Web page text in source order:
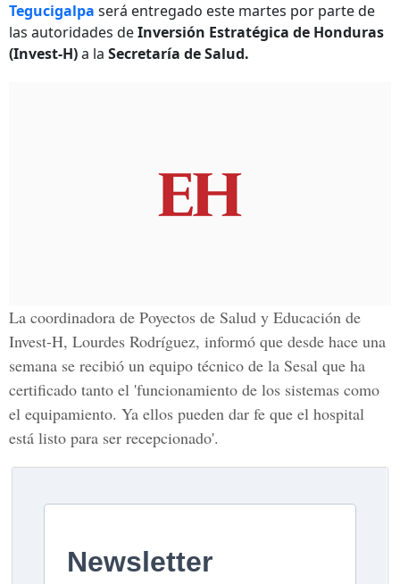
Tegucigalpa será entregado este martes por parte de
las autoridades deInversión Estratégica de Honduras
(Invest-H)a la Secretaría de Salud.
La coordinadora de Poyectos de Salud y Educación de
Invest-H, Lourdes Rodríguez, informó que desde hace una
semana se recibió un equipo técnico de la Sesal que ha
certificado tanto el 'funcionamiento de los sistemas como
el equipamiento. Ya ellos pueden dar fe que el hospital
está listo para ser recepcionado'.